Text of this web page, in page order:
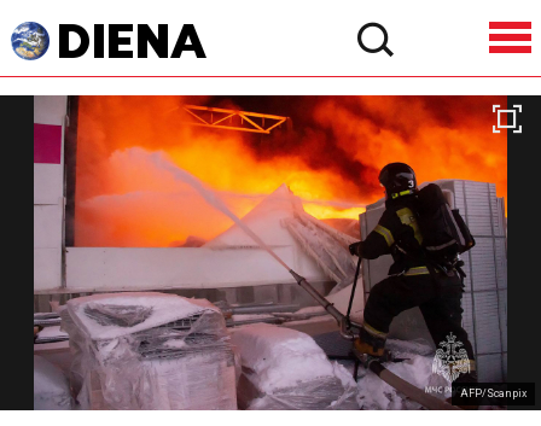
AFP/Scanpix